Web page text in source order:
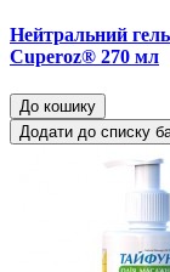
Нейтральний
Cuperoz® 270 мл
До кошику
Додати до списку